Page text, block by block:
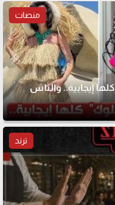
منصات
ياسمين يسري: "يلا نفسح اللوك" كلها إيجابية.. والناس
ترند